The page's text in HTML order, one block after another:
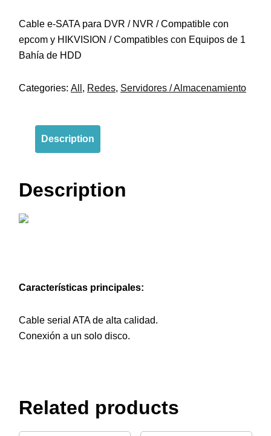
Cable e-SATA para DVR / NVR / Compatible con
epcom y HIKVISION / Compatibles con Equipos de 1
Bahía de HDD
Categories: All , Redes, Servidores / Almacenamiento
Description
Description
Características principales:
Cable serial ATA de alta calidad.
Conexión a un solo disco.
Related products